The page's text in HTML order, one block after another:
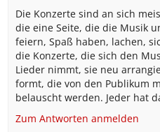
Die Konzerte sind an sich
die eine Seite, die die Musik
feiern, Spaß haben, lachen,
die Konzerte, die sich den
Lieder nimmt, sie neu
formt, die von den Publikum
belauscht werden. Jeder hat
Zum Antworten anmelden